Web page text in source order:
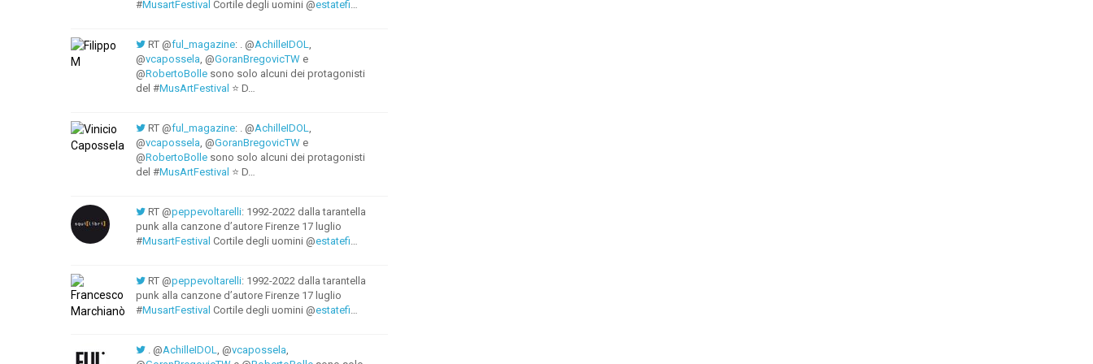
#MusartFestival Cortile degli uomini @estatefi
RT @ful_magazine: . @AchilleIDOL
@vcapossela , @GoranBregovicTWe
@RobertoBollesono solo alcuni dei protagonisti
del #MusArtFestival ⭐ D…
RT @ful_magazine: . @AchilleIDOL
@vcapossela , @GoranBregovicTWe
@RobertoBollesono solo alcuni dei protagonisti
del #MusArtFestival ⭐ D…
RT @peppevoltarelli: 1992-2022 dalla tarantella
punk alla canzone d’autore Firenze 17 luglio
#MusartFestival Cortile degli uomini @estatefi
RT @peppevoltarelli: 1992-2022 dalla tarantella
punk alla canzone d’autore Firenze 17 luglio
#MusartFestival Cortile degli uomini @estatefi
. @AchilleIDOL , @vcapossela